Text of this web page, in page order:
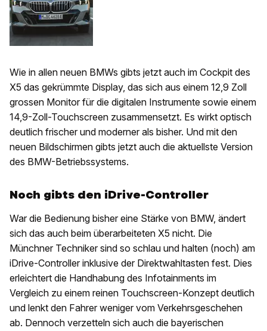
Wie in allen neuen BMWs gibts jetzt auch im Cockpit des
X5 das gekrümmte Display, das sich aus einem 12,9 Zoll
grossen Monitor für die digitalen Instrumente sowie einem
14,9-Zoll-Touchscreen zusammensetzt. Es wirkt optisch
deutlich frischer und moderner als bisher. Und mit den
neuen Bildschirmen gibts jetzt auch die aktuellste Version
des BMW-Betriebssystems.
Noch gibts den iDrive-Controller
War die Bedienung bisher eine Stärke von BMW, ändert
sich das auch beim überarbeiteten X5 nicht. Die
Münchner Techniker sind so schlau und halten (noch) am
iDrive-Controller inklusive der Direktwahltasten fest. Dies
erleichtert die Handhabung des Infotainments im
Vergleich zu einem reinen Touchscreen-Konzept deutlich
und lenkt den Fahrer weniger vom Verkehrsgeschehen
ab. Dennoch verzetteln sich auch die bayerischen